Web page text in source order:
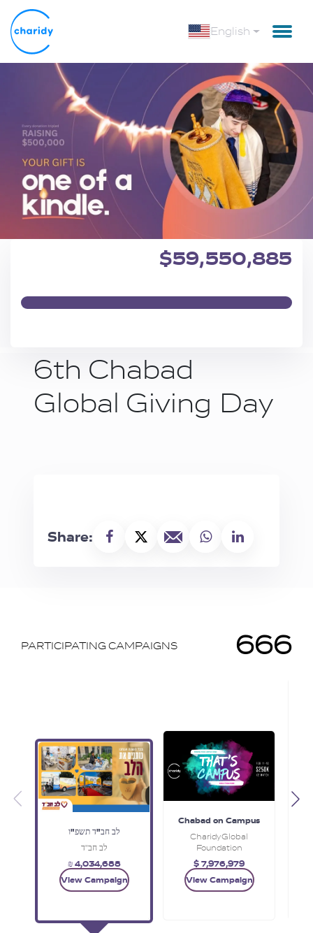
English
$59,550,885
6th Chabad
Global Giving Day
Share:
PARTICIPATING CAMPAIGNS 666
לב חב"ד תשפ"ו
לב חב"ד
₪ 4,034,688
View Campaign
Chabad on Campus
Charidy Global
Foundation
$ 7,976,979
View Campaign